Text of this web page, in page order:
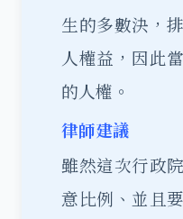
生的多數決，
人權益，因此
的人權。
律師建議
雖然這次行政
意比例、並且